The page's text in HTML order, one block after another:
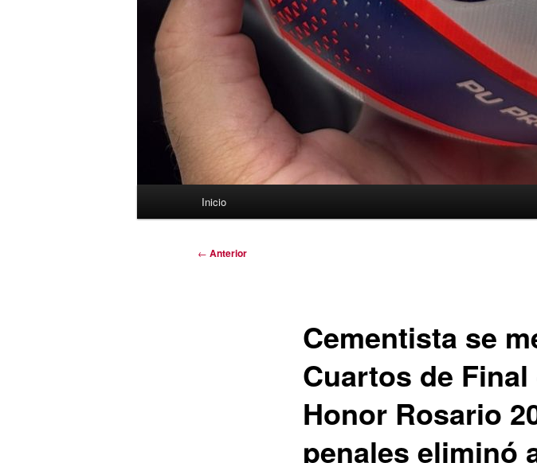
Inicio
Navegación
← Anterior
Cementista se
Cuartos de
Honor Rosario
penales eliminó